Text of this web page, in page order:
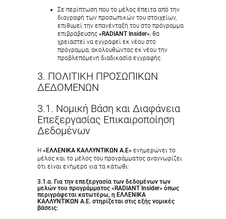
Σε περίπτωση που το μέλος έπειτα από την
διαγραφή των προσωπικών του στοιχείων,
επιθυμεί την επανένταξή του στο πρόγραμμα
επιβράβευσης«RADIANT Insider», θα
χρειαστεί να εγγραφεί εκ νέου στο
πρόγραμμα, ακολουθώντας εκ νέου την
προβλεπόμενη διαδικασία εγγραφής.
3. ΠΟΛΙΤΙΚΗ ΠΡΟΣΩΠΙΚΩΝ
ΔΕΔΟΜΕΝΩΝ
3.1. Νομική Βάση και Διαφάνεια
Επεξεργασίας Επικαιροποίηση
Δεδομένων
Η«ΕΛΛΕΝΙΚΑ ΚΑΛΛΥΝΤΙΚΩΝ Α.Ε» ενημερώνει το
μέλος και το μέλος του προγράμματος αναγνωρίζει
ότι είναι ενήμερο για τα κάτωθι:
3.1.α. Για την επεξεργασία των δεδομένων των
μελών του προγράμματος «RADIANT Insider» όπως
περιγράφεται κατωτέρω, ηΕΛΛΕΝΙΚΑ
ΚΑΛΛΥΝΤΙΚΩΝ Α.Ε. στηρίζεται στις εξής νομικές
βάσεις: